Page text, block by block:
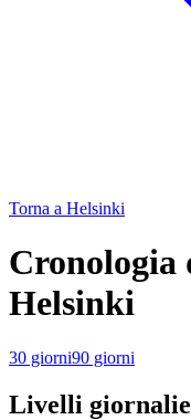
Torna a Helsinki
Cronologia
Helsinki
30 giorni90 giorni
Livelli